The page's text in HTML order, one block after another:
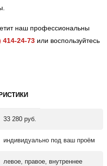
наш профессиональны
414-24-73 или воспользуйтесь
33 280 руб.
индивидуально под ваш проём
левое, правое, внутреннее